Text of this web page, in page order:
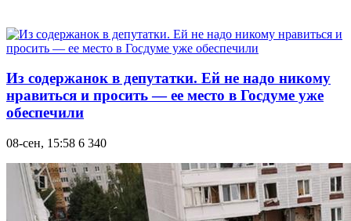
Из содержанок в депутатки. Ей не надо никому
нравиться и просить — ее место в Госдуме уже
обеспечили
08-сен, 15:58 6 340